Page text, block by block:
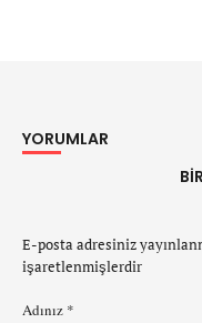
YORUMLAR
E-posta adresiniz
işaretlenmişlerdir
Adınız *